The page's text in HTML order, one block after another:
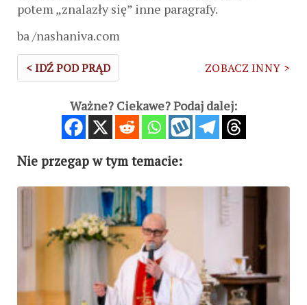
potem „znalazły się” inne paragrafy.
ba /nashaniva.com
< IDŹ POD PRĄD ZOBACZ INNY >
Ważne? Ciekawe? Podaj dalej:
Nie przegap w tym temacie: